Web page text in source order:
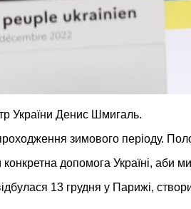
України Денис Шмигаль.
зимового періоду.
конкретна допомога Україні,
13 грудня у Парижі,